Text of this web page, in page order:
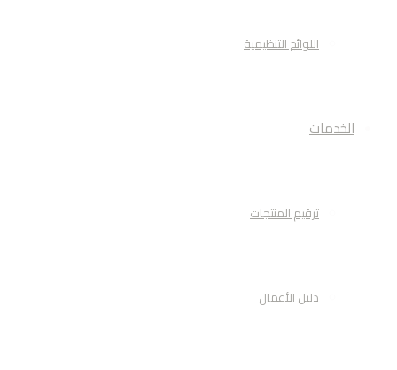
اللوائح التنظيمية
الخدمات
ترقيم المنتجات
دليل الأعمال